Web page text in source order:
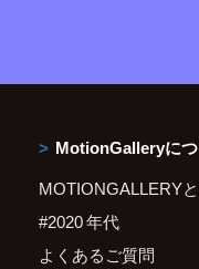
MotionGalleryに
MOTIONGALLERY
#2020 年代
よくあるご質問